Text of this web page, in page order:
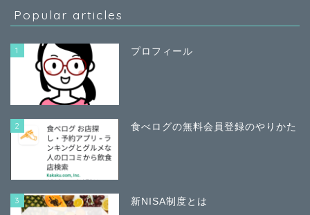
Popular articles
1 プロフィール
2 食べログの無料会員登録のやりかた
3 新NISA制度とは